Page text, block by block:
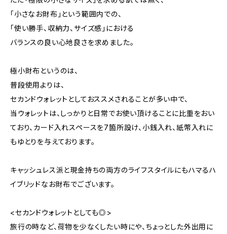
「小さなお財布」という範囲内での、
「使い勝手、収納力、サイズ感」における
バランスの良い心地良さを求めました。
極小財布というのは、
普段使用よりは、
セカンドウォレットとしておススメされることが多い中で、
当ウォレットは、しっかりと日常でお使い頂けることに比重をおい
ており、カード入れスペースを7箇所設け、小銭入れ、紙幣入れに
もゆとりを与えております。
キャッシュレス派と現金持ちの両方のライフスタイルにもハマるハ
イブリッドなお財布でございます。
<セカンドウォレットとしても◎>
旅行の時など、荷物を少なくしたい時にや、ちょっとした外出用に